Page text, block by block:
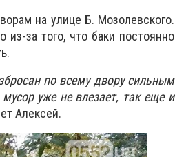
на улице Б. Мозолевского.
за того, что баки постоянно
по всему двору сильным
уже не влезает, так еще и
Алексей.